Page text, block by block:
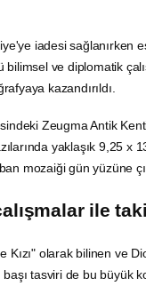
iadesi sağlanırken
bilimsel ve diplomatik
kazandırıldı.
Zeugma Antik
yaklaşık 9,25 x
mozaiği gün yüzüne
ile
Kızı" olarak bilinen ve
tasviri de bu büyük